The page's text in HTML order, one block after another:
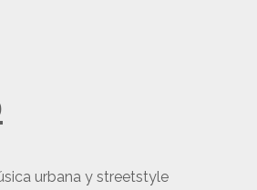
urbana y streetstyle